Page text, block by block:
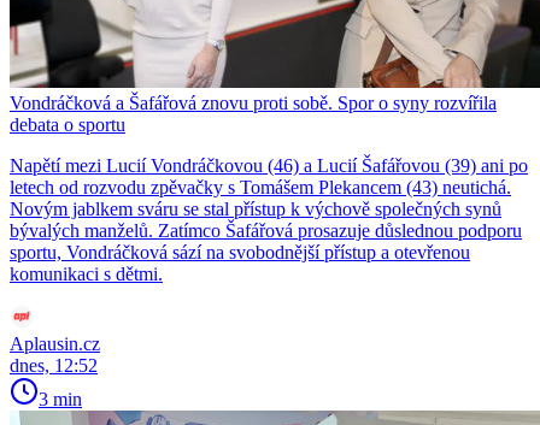
Vondráčková a Šafářová znovu proti sobě. Spor o syny rozvířila
debata o sportu
Napětí mezi Lucií Vondráčkovou (46) a Lucií Šafářovou (39) ani po
letech od rozvodu zpěvačky s Tomášem Plekancem (43) neutichá.
Novým jablkem sváru se stal přístup k výchově společných synů
bývalých manželů. Zatímco Šafářová prosazuje důslednou podporu
sportu, Vondráčková sází na svobodnější přístup a otevřenou
komunikaci s dětmi.
Aplausin.cz
dnes, 12:52
3 min